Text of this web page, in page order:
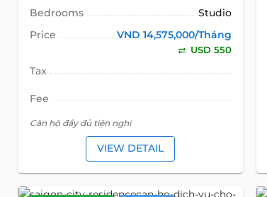
Bedrooms
Studio
Price
VND 14,575,000/Tháng
USD 550
Tax
Fee
Căn hộ đầy đủ tiện nghi
VIEW DETAIL